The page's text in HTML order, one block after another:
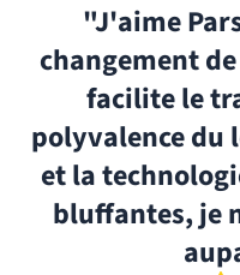
"J'aime
changement
facilite le
polyvalence du
et la
bluffantes, je